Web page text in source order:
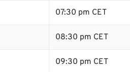
07:30 pm CET
08:30 pm CET
09:30 pm CET